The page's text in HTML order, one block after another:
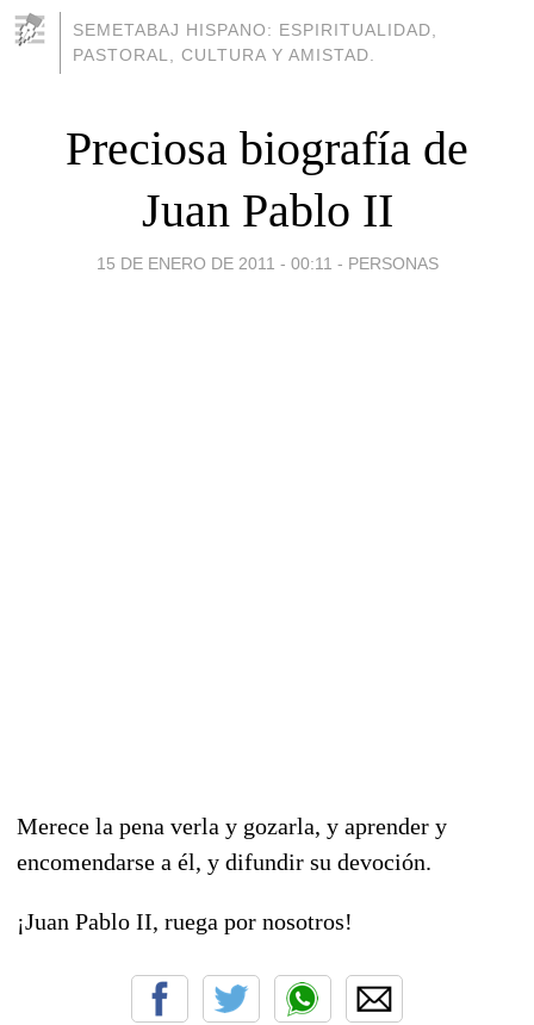
SEMETABAJ HISPANO: ESPIRITUALIDAD,
PASTORAL, CULTURA Y AMISTAD.
Preciosa biografía de
Juan Pablo II
15 DE ENERO DE 2011 - 00:11 - PERSONAS
Merece la pena verla y gozarla, y aprender y
encomendarse a él, y difundir su devoción.
¡Juan Pablo II, ruega por nosotros!